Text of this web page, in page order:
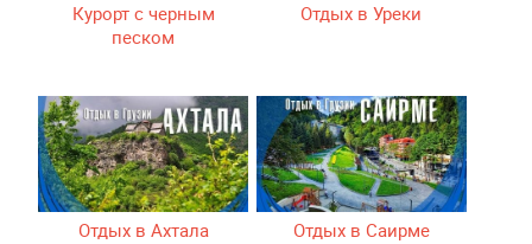
Курорт с черным
песком
Отдых в Уреки
Отдых в Ахтала Отдых в Саирме